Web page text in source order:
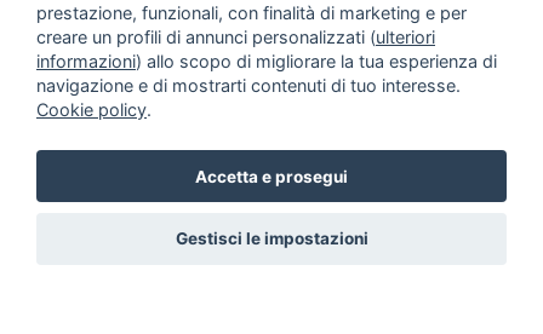
prestazione, funzionali, con finalità di marketing e per
creare un profili di annunci personalizzati (ulteriori
informazioni) allo scopo di migliorare la tua esperienza di
navigazione e di mostrarti contenuti di tuo interesse.
Cookie policy.
Accetta e prosegui
Gestisci le impostazioni